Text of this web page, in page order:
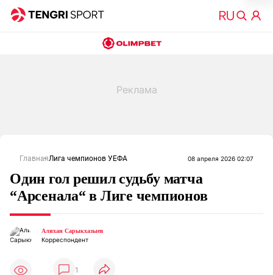
ГлавнаяЛига чемпионов УЕФА 08 апреля 2026 02:07
Один гол решил судьбу матча
“Арсенала“ в Лиге чемпионов
Алихан Сарыкхазыев
Корреспондент
1